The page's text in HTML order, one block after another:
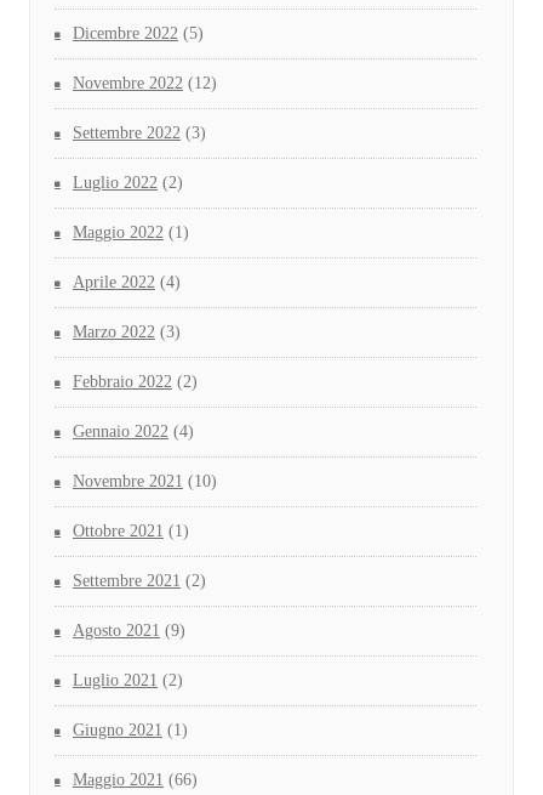
Dicembre 2022 (5)
Novembre 2022 (12)
Settembre 2022 (3)
Luglio 2022 (2)
Maggio 2022 (1)
Aprile 2022 (4)
Marzo 2022 (3)
Febbraio 2022 (2)
Gennaio 2022 (4)
Novembre 2021 (10)
Ottobre 2021 (1)
Settembre 2021 (2)
Agosto 2021 (9)
Luglio 2021 (2)
Giugno 2021 (1)
Maggio 2021 (66)